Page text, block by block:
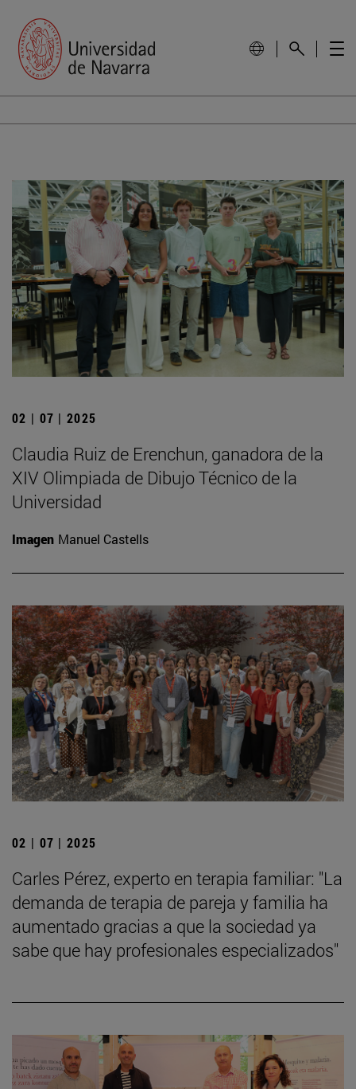
02 | 07 | 2025
Claudia Ruiz de Erenchun, ganadora de la
XIV Olimpiada de Dibujo Técnico de la
Universidad
Imagen Manuel Castells
02 | 07 | 2025
Carles Pérez, experto en terapia familiar: "La
demanda de terapia de pareja y familia ha
aumentado gracias a que la sociedad ya
sabe que hay profesionales especializados"